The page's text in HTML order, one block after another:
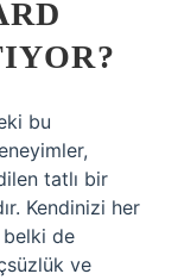
bu
tatlı bir
Kendinizi her
de
ve